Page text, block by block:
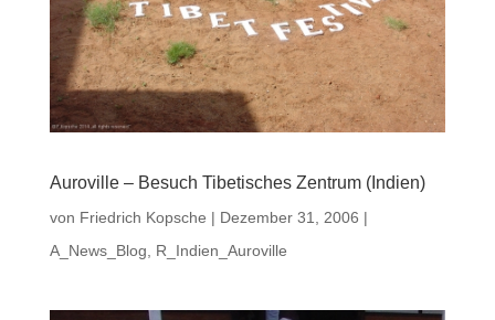
Auroville – Besuch Tibetisches Zentrum (Indien)
von Friedrich Kopsche | Dezember 31, 2006 |
A_News_Blog
R_Indien_Auroville